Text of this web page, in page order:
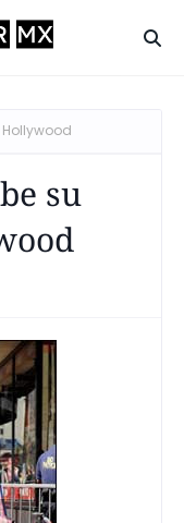
su